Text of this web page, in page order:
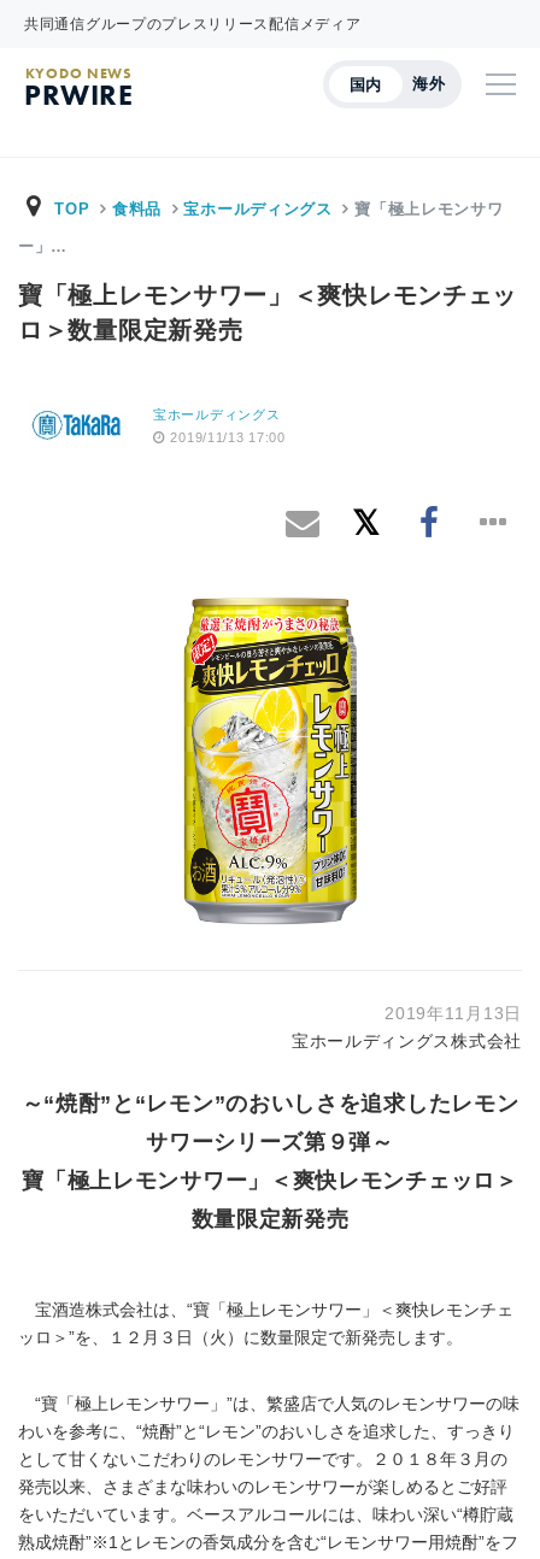
共同通信グループのプレスリリース配信メディア
国内 海外
KYODO NEWS
PRWIRE
TOP 食料品 宝ホールディングス 寶「極上レモンサワ
ー」…
寶「極上レモンサワー」＜爽快レモンチェッ
ロ＞数量限定新発売
宝ホールディングス
2019/11/13 17:00
2019年11月13日
宝ホールディングス株式会社
～“焼酎”と“レモン”のおいしさを追求したレモン
サワーシリーズ第９弾～
寶「極上レモンサワー」＜爽快レモンチェッロ＞
数量限定新発売
宝酒造株式会社は、“寶「極上レモンサワー」＜爽快レモンチェ
ッロ＞”を、１２月３日（火）に数量限定で新発売します。
“寶「極上レモンサワー」”は、繁盛店で人気のレモンサワーの味
わいを参考に、“焼酎”と“レモン”のおいしさを追求した、すっきり
として甘くないこだわりのレモンサワーです。２０１８年３月の
発売以来、さまざまな味わいのレモンサワーが楽しめるとご好評
をいただいています。ベースアルコールには、味わい深い“樽貯蔵
熟成焼酎”※1とレモンの香気成分を含む“レモンサワー用焼酎”をフ